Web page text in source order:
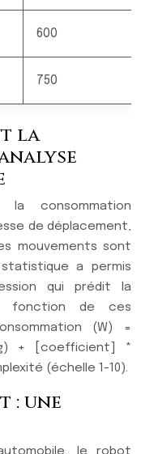
600
750
la
la consommation
de déplacement,
mouvements sont
a permis
qui prédit la
fonction de ces
(W) =
+ [coefficient] *
(échelle 1-10).
: une
le robot